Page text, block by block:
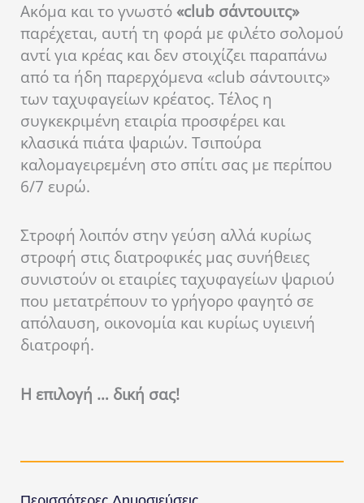
Ακόμα και το γνωστό«club σάντουιτς»
παρέχεται, αυτή τη φορά με φιλέτο σολομού
αντί για κρέας και δεν στοιχίζει παραπάνω
από τα ήδη παρερχόμενα «club σάντουιτς»
των ταχυφαγείων κρέατος. Τέλος η
συγκεκριμένη εταιρία προσφέρει και
κλασικά πιάτα ψαριών. Τσιπούρα
καλομαγειρεμένη στο σπίτι σας με περίπου
6/7 ευρώ.
Στροφή λοιπόν στην γεύση αλλά κυρίως
στροφή στις διατροφικές μας συνήθειες
συνιστούν οι εταιρίες ταχυφαγείων ψαριού
που μετατρέπουν το γρήγορο φαγητό σε
απόλαυση, οικονομία και κυρίως υγιεινή
διατροφή.
Η επιλογή … δική σας!